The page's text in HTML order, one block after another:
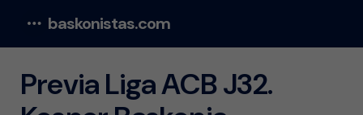
baskonistas.com
Previa Liga ACB J32.